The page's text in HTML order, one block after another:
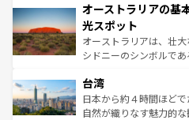
部のニューオーリンズ
文化が魅力。旅行者はア
しみながら、その多様性
るだろう。車でのロード
情報は
ワイ島は見逃せない。
島だが、静かな自然を求
おすすめ。エメラルドグ
文化や歴史が息づいて
人々、おいしいローカル
ク、伝統的なフラダン
っている。訪れるたびに
オーストラリアの基
光スポット
オーストラリアは、壮大
シドニーのシンボルで
リアリーフや大陸中央部
ク）、タスマニアの美
ど、見どころがたくさ
台湾
日本から約４時間ほど
自然が織りなす魅力的